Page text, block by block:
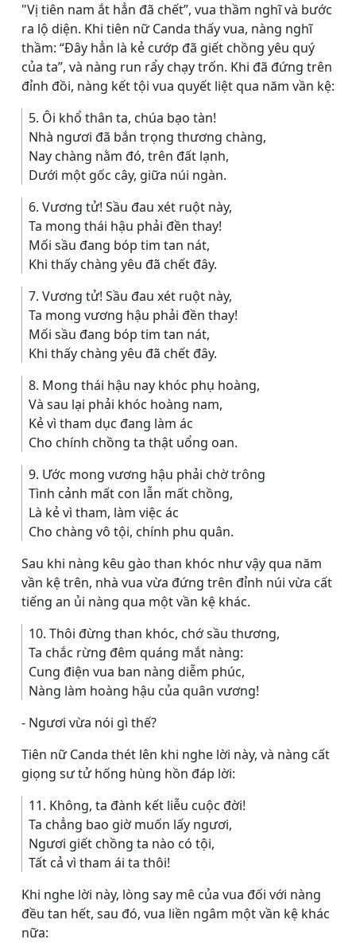
"Vị tiên nam ắt hẳn đã chết”, vua thầm nghĩ và bước
ra lộ diện. Khi tiên nữ Canda thấy vua, nàng nghĩ
thầm: “Ðây hẳn là kẻ cướp đã giết chồng yêu quý
của ta”, và nàng run rẩy chạy trốn. Khi đã đứng trên
đỉnh đồi, nàng kết tội vua quyết liệt qua năm vần kệ:
5. Ôi khổ thân ta, chúa bạo tàn!
Nhà ngươi đã bắn trọng thương chàng,
Nay chàng nằm đó, trên đất lạnh,
Dưới một gốc cây, giữa núi ngàn.
6. Vương tử! Sầu đau xét ruột này,
Ta mong thái hậu phải đền thay!
Mối sầu đang bóp tim tan nát,
Khi thấy chàng yêu đã chết đây.
7. Vương tử! Sầu đau xét ruột này,
Ta mong vương hậu phải đền thay!
Mối sầu đang bóp tim tan nát,
Khi thấy chàng yêu đã chết đây.
8. Mong thái hậu nay khóc phụ hoàng,
Và sau lại phải khóc hoàng nam,
Kẻ vì tham dục đang làm ác
Cho chính chồng ta thật uổng oan.
9. Ước mong vương hậu phải chờ trông
Tình cảnh mất con lẫn mất chồng,
Là kẻ vì tham, làm việc ác
Cho chàng vô tội, chính phu quân.
Sau khi nàng kêu gào than khóc như vậy qua năm
vần kệ trên, nhà vua vừa đứng trên đỉnh núi vừa cất
tiếng an ủi nàng qua một vần kệ khác.
10. Thôi đừng than khóc, chớ sầu thương,
Ta chắc rừng đêm quáng mắt nàng:
Cung điện vua ban nàng diễm phúc,
Nàng làm hoàng hậu của quân vương!
- Ngươi vừa nói gì thế?
Tiên nữ Canda thét lên khi nghe lời này, và nàng cất
giọng sư tử hống hùng hồn đáp lời:
11. Không, ta đành kết liễu cuộc đời!
Ta chẳng bao giờ muốn lấy ngươi,
Ngươi giết chồng ta nào có tội,
Tất cả vì tham ái ta thôi!
Khi nghe lời này, lòng say mê của vua đối với nàng
đều tan hết, sau đó, vua liền ngâm một vần kệ khác
nữa: